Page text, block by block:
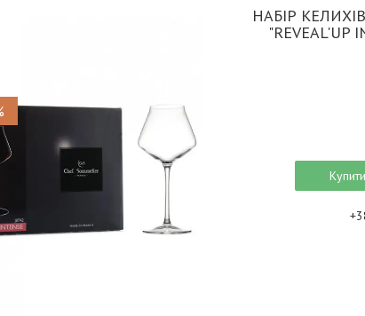
НАБІР КЕЛИХІВ
"REVEAL'UP
Купити